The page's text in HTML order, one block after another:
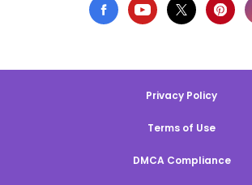
Privacy Policy
Terms of Use
DMCA Compliance